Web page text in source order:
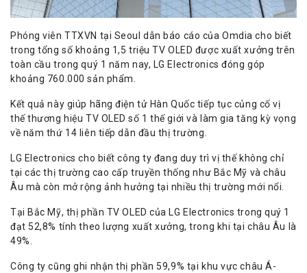
Phóng viên TTXVN tại Seoul dẫn báo cáo của Omdia cho biết
trong tổng số khoảng 1,5 triệu TV OLED được xuất xưởng trên
toàn cầu trong quý 1 năm nay, LG Electronics đóng góp
khoảng 760.000 sản phẩm.
Kết quả này giúp hãng điện tử Hàn Quốc tiếp tục củng cố vị
thế thương hiệu TV OLED số 1 thế giới và làm gia tăng kỳ vọng
về năm thứ 14 liên tiếp dẫn đầu thị trường.
LG Electronics cho biết công ty đang duy trì vị thế không chỉ
tại các thị trường cao cấp truyền thống như Bắc Mỹ và châu
Âu mà còn mở rộng ảnh hưởng tại nhiều thị trường mới nổi.
Tại Bắc Mỹ, thị phần TV OLED của LG Electronics trong quý 1
đạt 52,8% tính theo lượng xuất xưởng, trong khi tại châu Âu là
49%.
Công ty cũng ghi nhận thị phần 59,9% tại khu vực châu Á-